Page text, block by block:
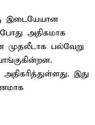
இடையேயான
அதிகமாக
முதலீடாக பல்வேறு
இது